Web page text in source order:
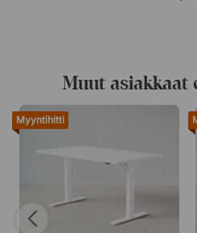
Toimitetaan ilman
Muut asiakkaat
Myyntihitti